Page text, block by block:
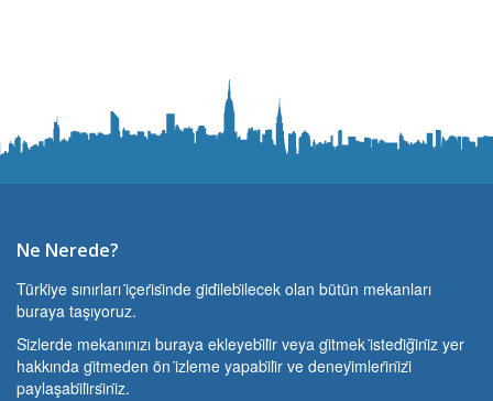
Ne Nerede?
Türki̇ye sınırları i̇çeri̇si̇nde gi̇di̇lebi̇lecek olan bütün mekanları
buraya taşıyoruz.
Si̇zlerde mekanınızı buraya ekleyebi̇li̇r veya gi̇tmek i̇stedi̇ği̇ni̇z yer
hakkında gi̇tmeden ön i̇zleme yapabi̇li̇r ve deneyi̇mleri̇ni̇zi̇
paylaşabi̇li̇rsi̇ni̇z.